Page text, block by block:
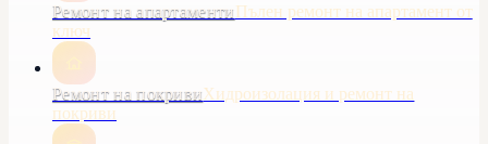
Ремонт на апартаментиПълен ремонт на апартамент от
ключ
Ремонт на покривиХидроизолация и ремонт на
покриви